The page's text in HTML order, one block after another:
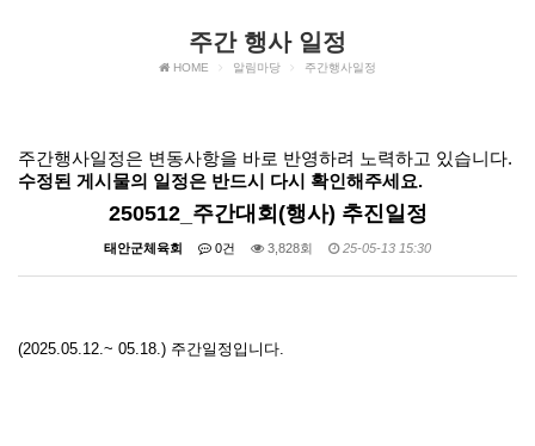
주간 행사 일정
HOME 알림마당 주간행사일정
주간행사일정은 변동사항을 바로 반영하려 노력하고 있습니다.
수정된 게시물의 일정은 반드시 다시 확인해주세요.
250512_주간대회(행사) 추진일정
태안군체육회 0건 3,828회 25-05-13 15:30
(2025.05.12.~ 05.18.) 주간일정입니다.